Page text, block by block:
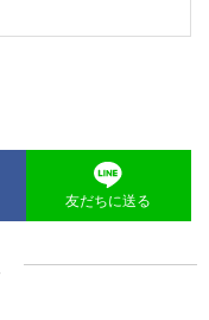
友だちに送る